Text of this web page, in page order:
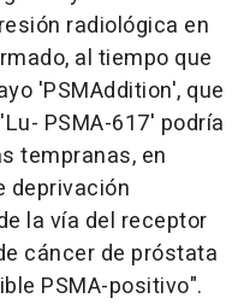
radiológica en
al tiempo que
'PSMAddition', que
PSMA-617' podría
tempranas, en
deprivación
la vía del receptor
cáncer de próstata
PSMA-positivo".